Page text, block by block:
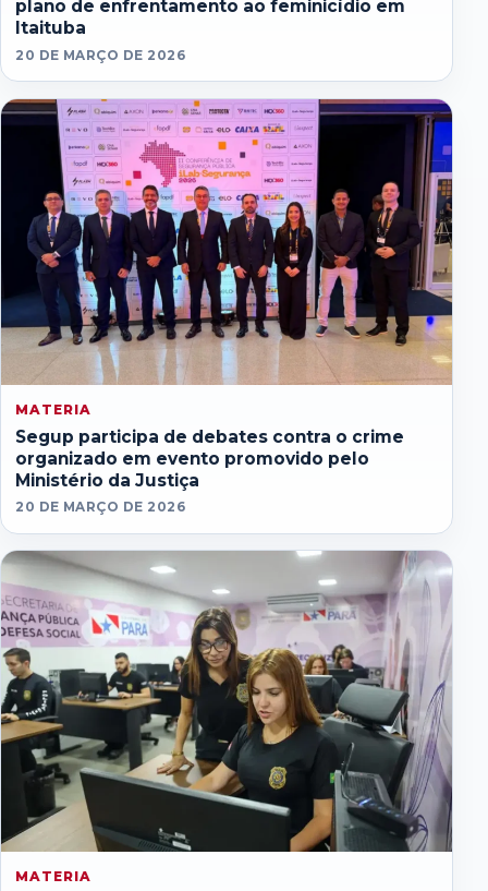
plano de enfrentamento ao feminicídio em
Itaituba
20 DE MARÇO DE 2026
MATERIA
Segup participa de debates contra o crime
organizado em evento promovido pelo
Ministério da Justiça
20 DE MARÇO DE 2026
MATERIA